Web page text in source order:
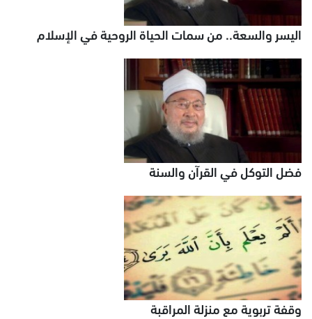
اليسر والسعة.. من سمات الحياة الروحية في الإسلام
فضل التوكل في القرآن والسنة
وقفة تربوية مع منزلة المراقبة